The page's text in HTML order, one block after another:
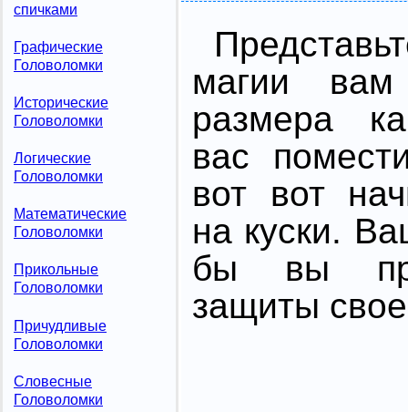
спичками
Графические
Головоломки
Исторические
Головоломки
Логические
Головоломки
Математические
Головоломки
Прикольные
Головоломки
Причудливые
Головоломки
Словесные
Головоломки
магии
размера
вас
вот вот
на куски.
бы вы
защиты